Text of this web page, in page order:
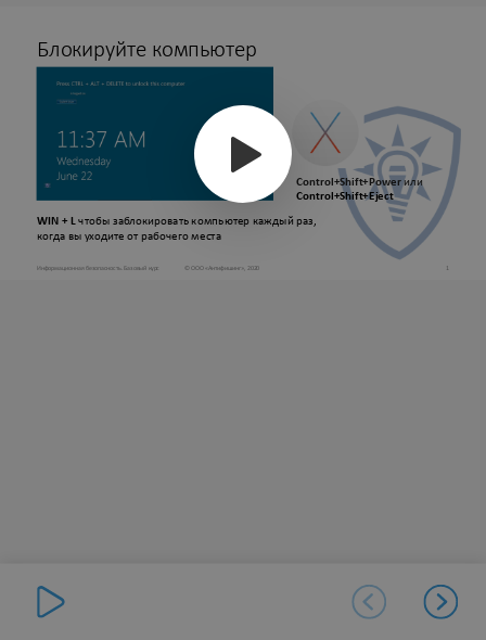
Блокируйте компьютер
WIN + L чтобы заблокировать компьютер каждый раз,
когда вы уходите от рабочего места
Информационная безопасность. Базовый курс © ООО «Антифишинг», 2020
Control+Shift+Power или
Control+Shift+Eject